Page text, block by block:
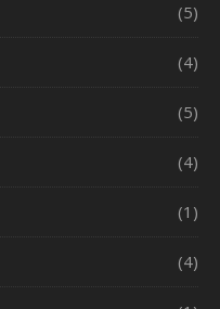
(5)
(4)
(5)
(4)
(1)
(4)